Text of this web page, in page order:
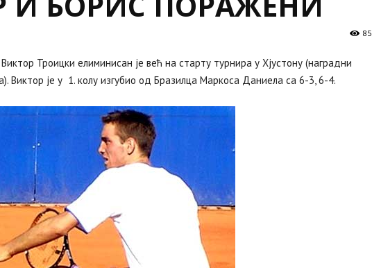
85
Троицки елиминисан је већ на старту турнира у Хјустону (наградни
Виктор је у 1. колу изгубио од Бразилца Маркоса Даниела са 6-3, 6-4.